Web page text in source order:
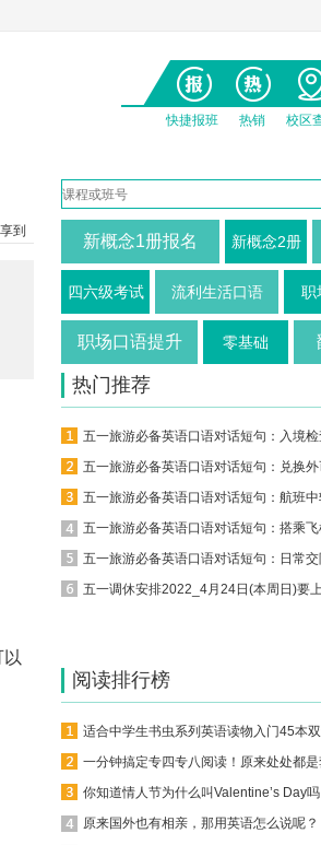
快捷报班 热销 校区
到
新概念1册报名 新概念2册
四六级考试 流利生活口语 职
职场口语提升 零基础
热门推荐
五一旅游必备英语口语对话短句：入境
五一旅游必备英语口语对话短句：兑换
五一旅游必备英语口语对话短句：航班
五一旅游必备英语口语对话短句：搭乘
五一旅游必备英语口语对话短句：日常交
五一调休安排2022_4月24日(本周日)要
阅读排行榜
一分钟搞定专四专八阅读！原来处处都
你知道情人节为什么叫Valentine’s Day吗
原来国外也有相亲，那用英语怎么说呢？